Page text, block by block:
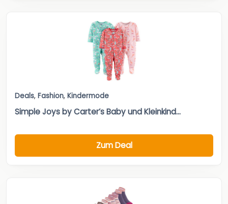
Deals, Fashion, Kindermode
Simple Joys by Carter’s Baby und Kleinkind...
Zum Deal